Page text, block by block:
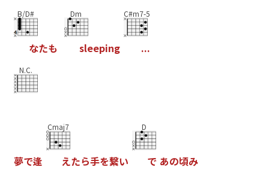
B/D#
なたも
Dm
sleeping
C#m7-5
...
N.C.
夢で逢
Cmaj7
えたら手を繋い
D
で あの頃み